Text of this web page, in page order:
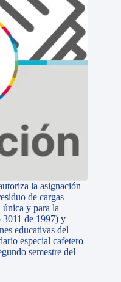
la asignación
de cargas
única y para la
3011 de 1997) y
educativas del
especial cafetero
semestre del